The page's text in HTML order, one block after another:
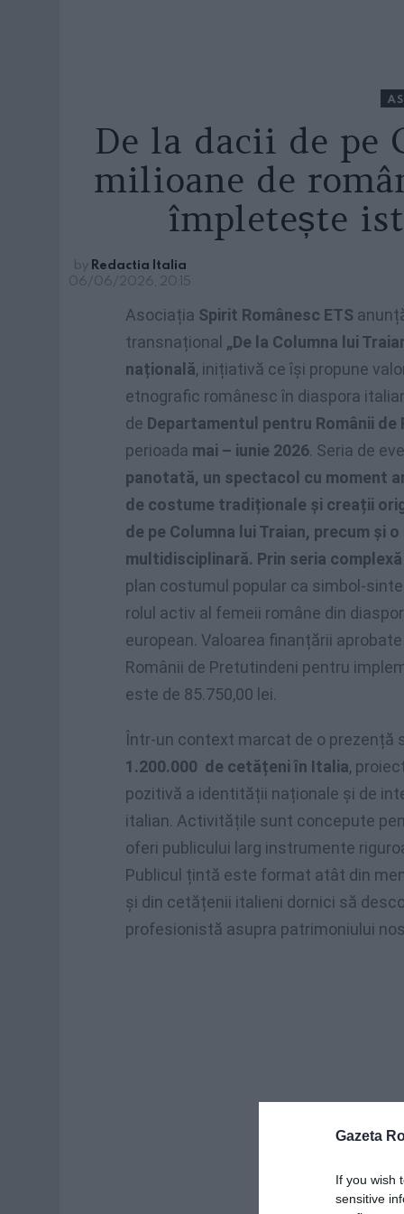
Gazeta
If you wish
sensitive
De la dacii de pe
milioane de
împletește
by Redactia Italia
06/06/2026, 20:15
Asociația Spirit Românesc ETS
transnațional „De la Columna lui
națională, inițiativă ce își propune
etnografic românesc în diaspora
de Departamentul pentru Românii de
perioada mai – iunie 2026. Seria de
panotată, un spectacol cu moment
de costume tradiționale și creații
de pe Columna lui Traian, precum și
multidisciplinară. Prin seria
plan costumul popular ca simbol-
rolul activ al femeii române din
european. Valoarea finanțării
Românii de Pretutindeni pentru
este de 85.750,00 lei.
Într-un context marcat de o prezență
1.200.000 de cetățeni în Italia,
pozitivă a identității naționale și de
italian. Activitățile sunt concepute
oferi publicului larg instrumente
Publicul țintă este format atât din
și din cetățenii italieni dornici să
profesionistă asupra patrimoniului